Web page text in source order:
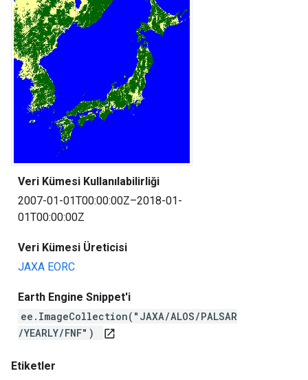
Veri Kümesi Kullanılabilirliği
2007-01-01T00:00:00Z–2018-01-
01T00:00:00Z
Veri Kümesi Üreticisi
JAXA EORC
Earth Engine Snippet'i
ee.ImageCollection("JAXA/ALOS/PALSAR
/YEARLY/FNF")
open_in_new
Etiketler